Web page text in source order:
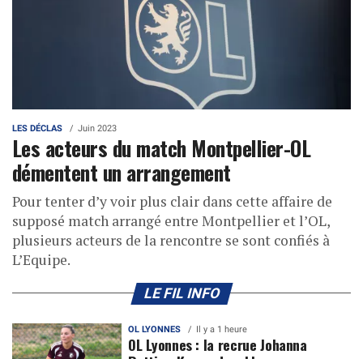
LES DÉCLAS Juin 2023
Les acteurs du match Montpellier-OL
démentent un arrangement
Pour tenter d’y voir plus clair dans cette affaire de
supposé match arrangé entre Montpellier et l’OL,
plusieurs acteurs de la rencontre se sont confiés à
L’Equipe.
LE FIL INFO
OL LYONNES Il y a 1 heure
OL Lyonnes : la recrue Johanna